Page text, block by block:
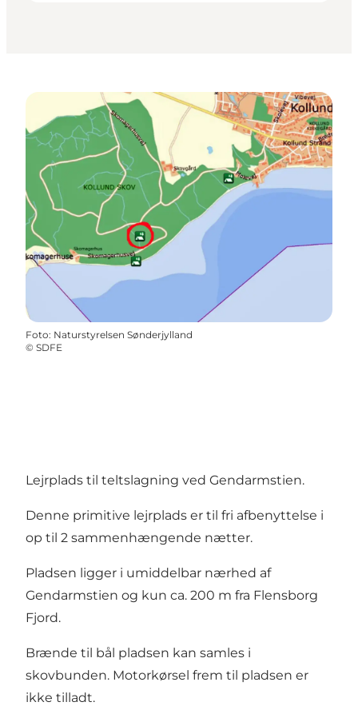
Foto: Naturstyrelsen Sønderjylland
© SDFE
Lejrplads til teltslagning ved Gendarmstien.
Denne primitive lejrplads er til fri afbenyttelse i
op til 2 sammenhængende nætter.
Pladsen ligger i umiddelbar nærhed af
Gendarmstien og kun ca. 200 m fra Flensborg
Fjord.
Brænde til bål pladsen kan samles i
skovbunden. Motorkørsel frem til pladsen er
ikke tilladt.